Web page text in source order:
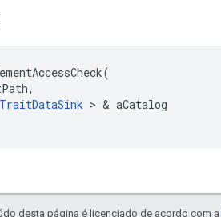
(
,
TraitDataSink > & aCatalog
desta página é licenciado de acordo com a